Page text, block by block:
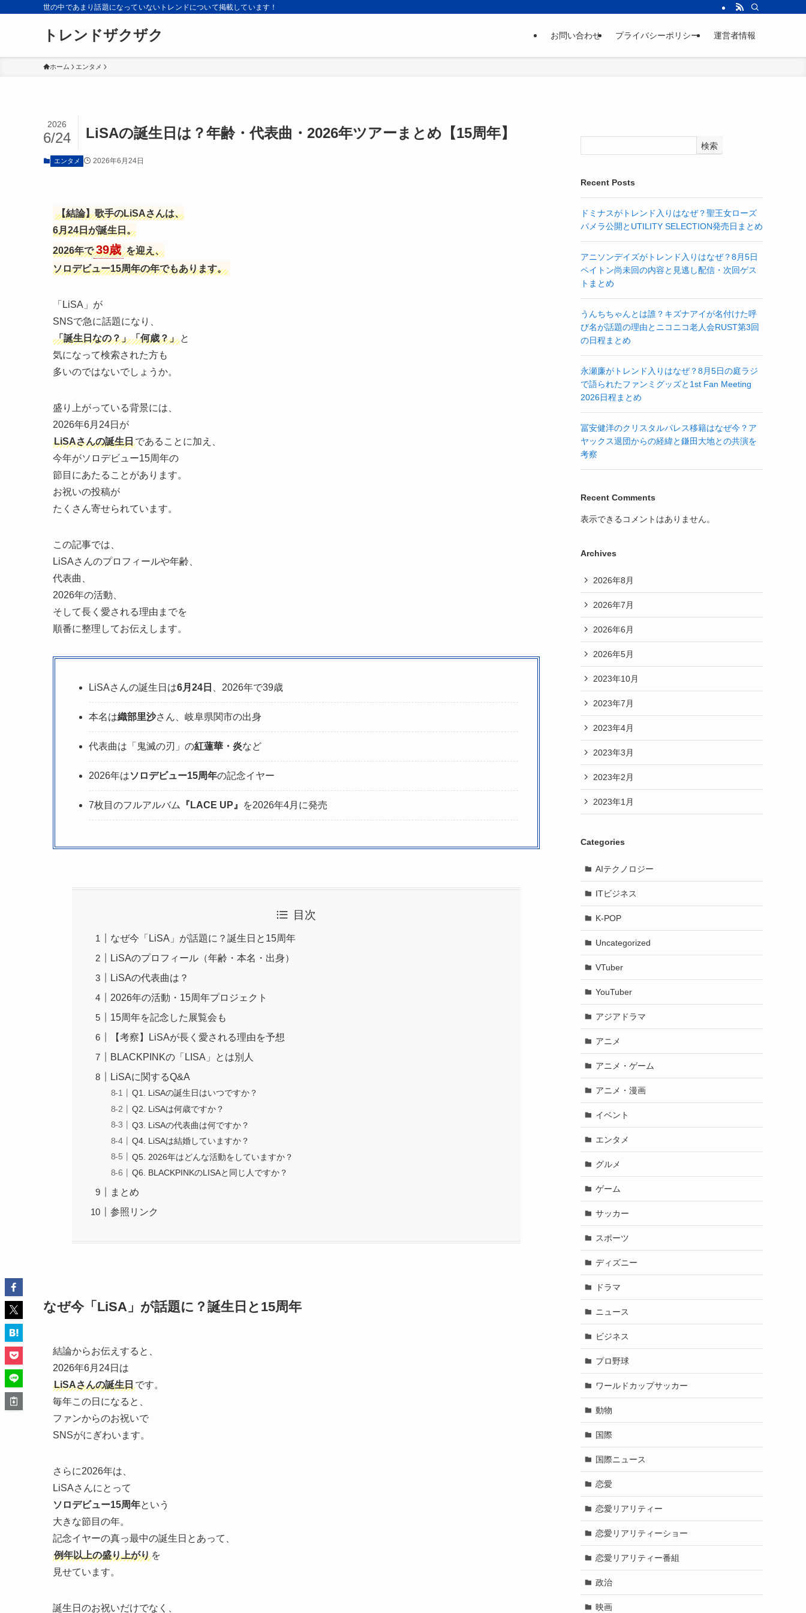
世の中であまり話題になっていないトレンドについて掲載しています！
トレンドザクザク お問い合わせ プライバシーポリシー 運営者情報
ホーム エンタメ
LiSAの誕生日は？年齢・代表曲・2026年ツアーまとめ【15周年】
2026
6/24
エンタメ 2026年6月24日
【結論】歌手のLiSAさんは、
6月24日が誕生日。
2026年で 39歳 を迎え、
ソロデビュー15周年の年でもあります。
「LiSA」が
SNSで急に話題になり、
「誕生日なの？」「何歳？」 と
気になって検索された方も
多いのではないでしょうか。
盛り上がっている背景には、
2026年6月24日が
LiSAさんの誕生日であることに加え、
今年がソロデビュー15周年の
節目にあたることがあります。
お祝いの投稿が
たくさん寄せられています。
この記事では、
LiSAさんのプロフィールや年齢、
代表曲、
2026年の活動、
そして長く愛される理由までを
順番に整理してお伝えします。
LiSAさんの誕生日は6月24日 、2026年で39歳
本名は織部里沙さん、岐阜県関市の出身
代表曲は「鬼滅の刃」の紅蓮華・炎など
2026年はソロデビュー15周年の記念イヤー
7枚目のフルアルバム 『LACE UP』 を2026年4月に発売
目次
なぜ今「LiSA」が話題に？誕生日と15周年
LiSAのプロフィール（年齢・本名・出身）
LiSAの代表曲は？
2026年の活動・15周年プロジェクト
15周年を記念した展覧会も
【考察】LiSAが長く愛される理由を予想
BLACKPINKの「LISA」とは別人
LiSAに関するQ&A
Q1. LiSAの誕生日はいつですか？
Q2. LiSAは何歳ですか？
Q3. LiSAの代表曲は何ですか？
Q4. LiSAは結婚していますか？
Q5. 2026年はどんな活動をしていますか？
Q6. BLACKPINKのLISAと同じ人ですか？
まとめ
参照リンク
なぜ今「LiSA」が話題に？誕生日と15周年
結論からお伝えすると、
2026年6月24日は
LiSAさんの誕生日です。
毎年この日になると、
ファンからのお祝いで
SNSがにぎわいます。
さらに2026年は、
LiSAさんにとって
ソロデビュー15周年という
大きな節目の年。
記念イヤーの真っ最中の誕生日とあって、
例年以上の盛り上がり を
見せています。
誕生日のお祝いだけでなく、
検索
Recent Posts
ドミナスがトレンド入りはなぜ？聖王女ローズ
パメラ公開とUTILITY SELECTION発売日まとめ
アニソンデイズがトレンド入りはなぜ？8月5日
ペイトン尚未回の内容と見逃し配信・次回ゲス
トまとめ
うんちちゃんとは誰？キズナアイが名付けた呼
び名が話題の理由とニコニコ老人会RUST第3回
の日程まとめ
永瀬廉がトレンド入りはなぜ？8月5日の庭ラジ
で語られたファンミグッズと1st Fan Meeting
2026日程まとめ
冨安健洋のクリスタルパレス移籍はなぜ今？ア
ヤックス退団からの経緯と鎌田大地との共演を
考察
Recent Comments
表示できるコメントはありません。
Archives
2026年8月
2026年7月
2026年6月
2026年5月
2023年10月
2023年7月
2023年4月
2023年3月
2023年2月
2023年1月
Categories
AIテクノロジー
ITビジネス
K-POP
Uncategorized
VTuber
YouTuber
アジアドラマ
アニメ
アニメ・ゲーム
アニメ・漫画
イベント
エンタメ
グルメ
ゲーム
サッカー
スポーツ
ディズニー
ドラマ
ニュース
ビジネス
プロ野球
ワールドカップサッカー
動物
国際
国際ニュース
恋愛
恋愛リアリティー
恋愛リアリティーショー
恋愛リアリティー番組
政治
映画